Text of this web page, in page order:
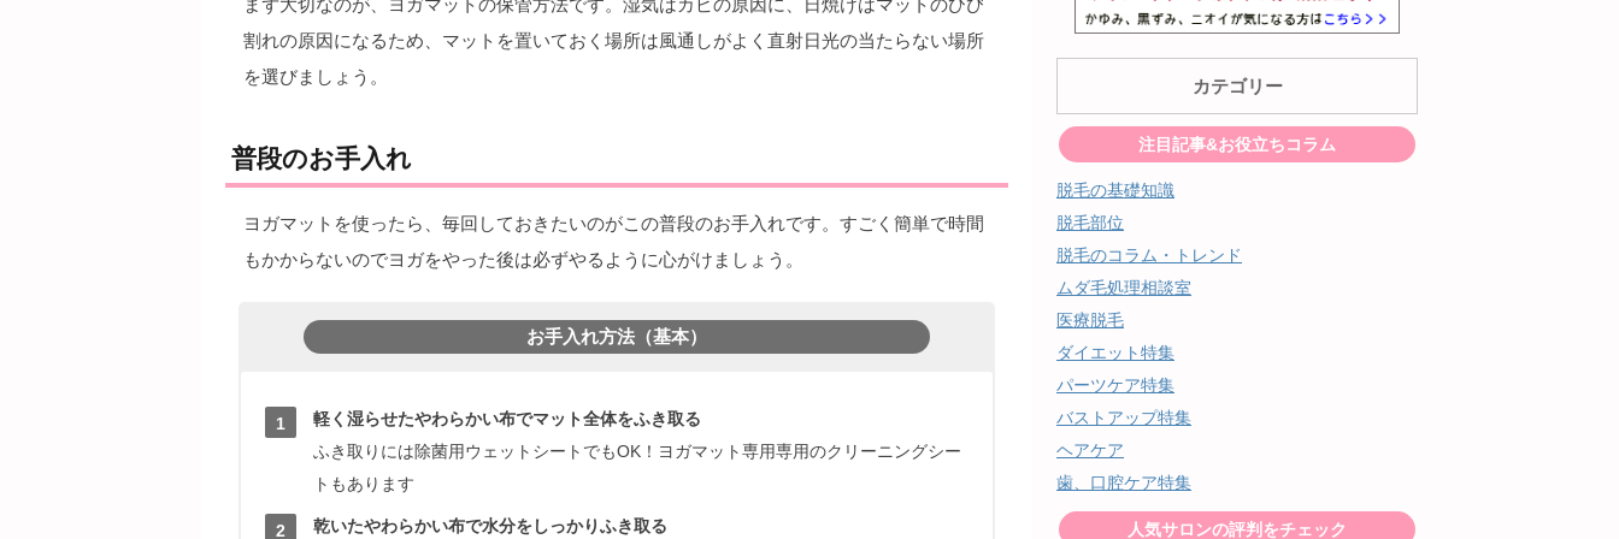
割れの原因になるため、マットを置いておく場所は風通しがよく直射日光の当たらない場所
を選びましょう。
普段のお手入れ
ヨガマットを使ったら、毎回しておきたいのがこの普段のお手入れです。すごく簡単で時間
もかからないのでヨガをやった後は必ずやるように心がけましょう。
お手入れ方法（基本）
軽く湿らせたやわらかい布でマット全体をふき取る
ふき取りには除菌用ウェットシートでもOK！ヨガマット専用専用のクリーニングシー
トもあります
乾いたやわらかい布で水分をしっかりふき取る
カテゴリー
注目記事&お役立ちコラム
脱毛の基礎知識
脱毛部位
脱毛のコラム・トレンド
ムダ毛処理相談室
医療脱毛
ダイエット特集
パーツケア特集
バストアップ特集
ヘアケア
歯、口腔ケア特集
人気サロンの評判をチェック